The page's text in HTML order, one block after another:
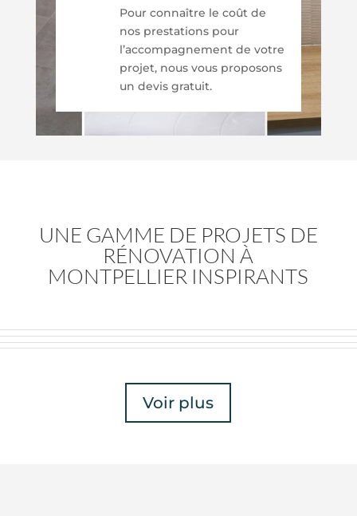
Pour connaître le coût de
nos prestations pour
l’accompagnement de votre
projet, nous vous proposons
un devis gratuit.
UNE GAMME DE PROJETS DE
RÉNOVATION À
MONTPELLIER INSPIRANTS
Voir plus